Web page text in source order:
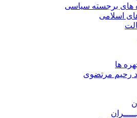
های برجسته سیاسی
اسلامی
ها
رحیم مرتضوی